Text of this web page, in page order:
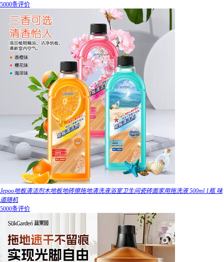
5000条评价
Jepoo地板清洁剂木地板地砖擦拖地清洗液浴室卫生间瓷砖面家用拖洗液 500ml 1瓶 味
道随机
5000条评价